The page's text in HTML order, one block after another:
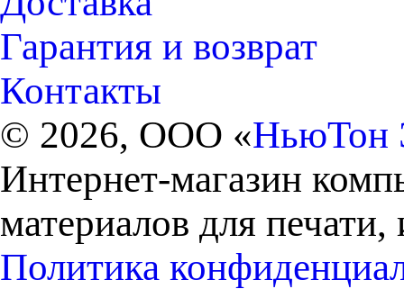
Гарантия и возврат
Контакты
© 2026, ООО «НьюТон
Интернет-магазин
материалов для
Политика